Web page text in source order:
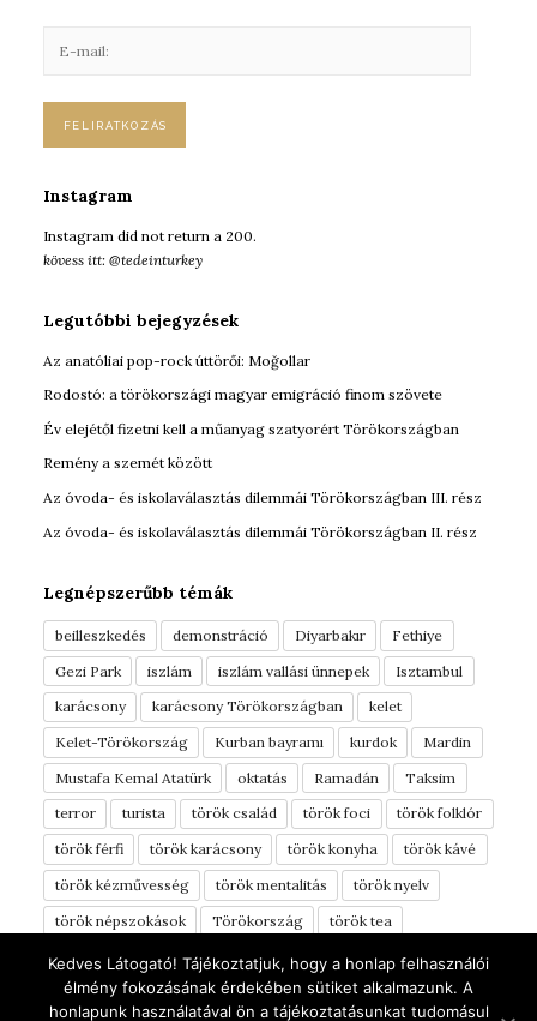
Instagram
Instagram did not return a 200.
kövess itt: @tedeinturkey
Legutóbbi bejegyzések
Az anatóliai pop-rock úttörői: Moğollar
Rodostó: a törökországi magyar emigráció finom szövete
Év elejétől fizetni kell a műanyag szatyorért Törökországban
Remény a szemét között
Az óvoda- és iskolaválasztás dilemmái Törökországban III. rész
Az óvoda- és iskolaválasztás dilemmái Törökországban II. rész
Legnépszerűbb témák
beilleszkedés demonstráció Diyarbakır
Fethiye
Gezi Park
iszlám iszlám vallási ünnepek
Isztambul
karácsony
karácsony Törökországban
kelet
Kelet-Törökország
Kurban bayramı kurdok
Mardin
Mustafa Kemal Atatürk
oktatás Ramadán
Taksim
terror
turista török család török foci
török folklór
török férfi
török karácsony török konyha
török kávé
török kézművesség
török mentalitás
török nyelv
török népszokások
Törökország
török tea
török vérmérséklet
török ételek tüntetés
Türkinfo
yörük
Áldozati ünnep élelmiszerek
óvoda
Kedves Látogató! Tájékoztatjuk, hogy a honlap felhasználói
élmény fokozásának érdekében sütiket alkalmazunk. A
honlapunk használatával ön a tájékoztatásunkat tudomásul